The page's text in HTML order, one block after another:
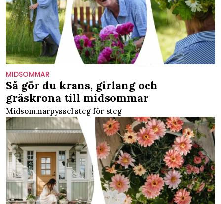
MIDSOMMAR
Så gör du krans, girlang och
gräskrona till midsommar
Midsommarpyssel steg för steg